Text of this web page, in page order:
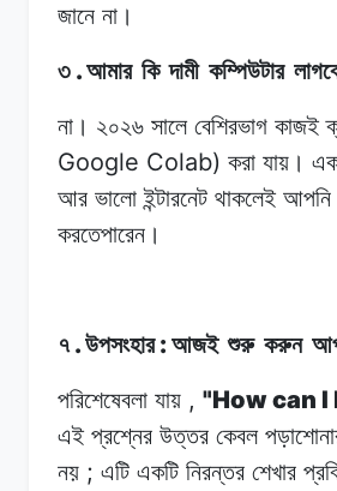
জানে না।
৩ .আমার কি দামী কম্পিউটার
না। ২০২৬ সালে বেশিরভাগ কাজই
Google Colab) করা যায়।
আর ভালো ইন্টারনেট থাকলেই আপনি
করতেপারেন।
৭.উপসংহার: আজই শুরু করুন
পরিশেষেবলা যায় , "How can I
এই প্রশ্নের উত্তর কেবল
নয় ; এটি একটি নিরন্তর শেখার